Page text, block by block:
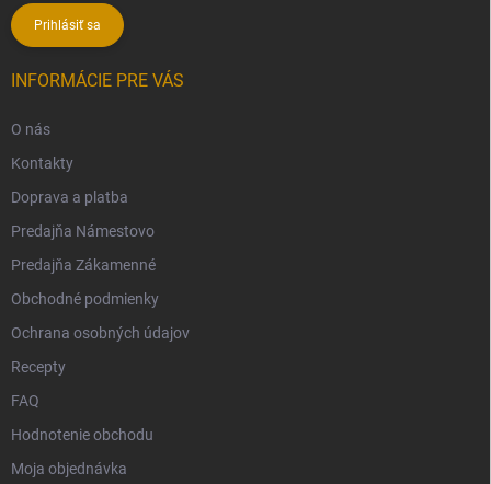
Prihlásiť sa
INFORMÁCIE PRE VÁS
O nás
Kontakty
Doprava a platba
Predajňa Námestovo
Predajňa Zákamenné
Obchodné podmienky
Ochrana osobných údajov
Recepty
FAQ
Hodnotenie obchodu
Moja objednávka